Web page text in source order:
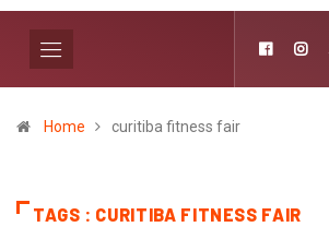
Home curitiba fitness fair
TAGS : CURITIBA FITNESS FAIR